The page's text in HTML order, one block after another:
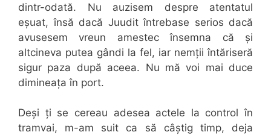
dintr-odată. Nu auzisem despre atentatul
eșuat, însă dacă Juudit întrebase serios dacă
avusesem vreun amestec însemna că și
altcineva putea gândi la fel, iar nemții întăriseră
sigur paza după aceea. Nu mă voi mai duce
dimineața în port.
Deși ți se cereau adesea actele la control în
tramvai, m-am suit ca să câștig timp, deja